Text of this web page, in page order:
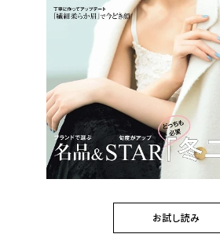
お試し読み